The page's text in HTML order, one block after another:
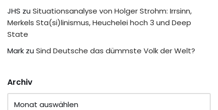
JHS zu Situationsanalyse von Holger Strohm: Irrsinn,
Merkels Sta(si)linismus, Heuchelei hoch 3 und Deep
State
Mark zu Sind Deutsche das dümmste Volk der Welt?
Archiv